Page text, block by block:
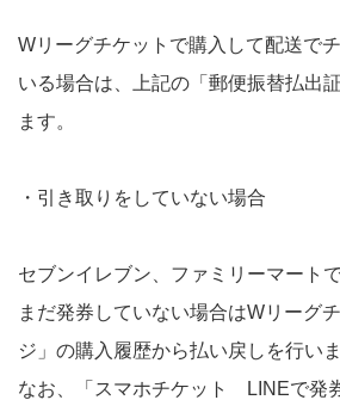
Wリーグチケットで購入して配送で
いる場合は、上記の「郵便振替払出
ます。
・引き取りをしていない場合
セブンイレブン、ファミリーマート
まだ発券していない場合はWリーグ
ジ」の購入履歴から払い戻しを行いま
なお、「スマホチケット LINEで発